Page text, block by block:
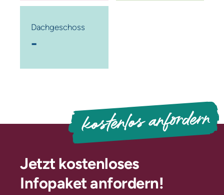
Dachgeschoss
-
Jetzt kostenloses
Infopaket anfordern!
kostenlos anfordern